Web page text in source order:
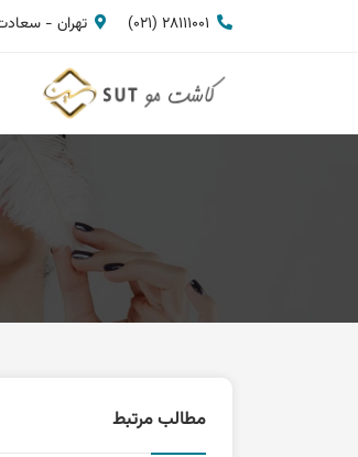
28111001 (021) تهران - سعادت آباد -
مطالب مرتبط